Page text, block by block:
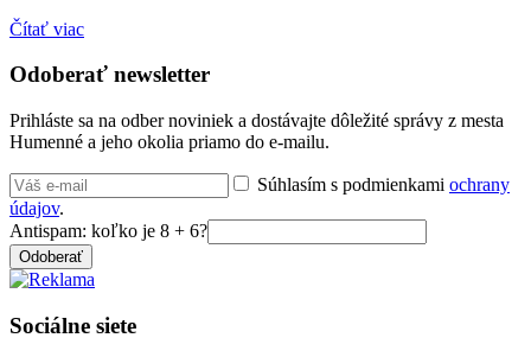
Čítať viac
Odoberať newsletter
Prihláste sa na odber noviniek a dostávajte dôležité správy z mesta
Humenné a jeho okolia priamo do e-mailu.
Súhlasím s podmienkami ochrany
údajov.
Antispam: koľko je 8 + 6?
Odoberať
Sociálne siete